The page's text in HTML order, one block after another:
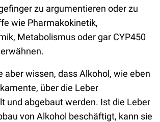
zu argumentieren oder zu
wie Pharmakokinetik,
Metabolismus oder gar CYP450
aber wissen, dass Alkohol, wie eben
über die Leber
und abgebaut werden. Ist die Leber
von Alkohol beschäftigt, kann sie